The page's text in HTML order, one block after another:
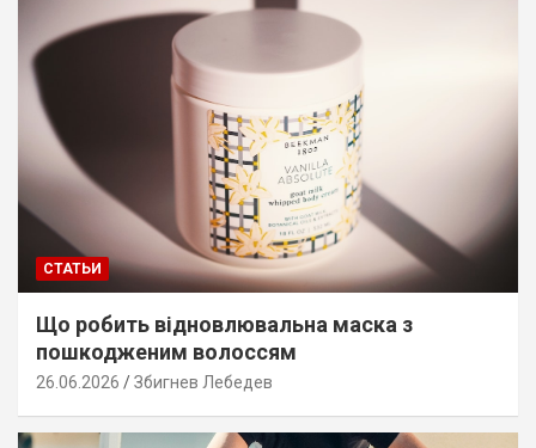
СТАТЬИ
Що робить відновлювальна маска з
пошкодженим волоссям
26.06.2026 Збигнев Лебедев